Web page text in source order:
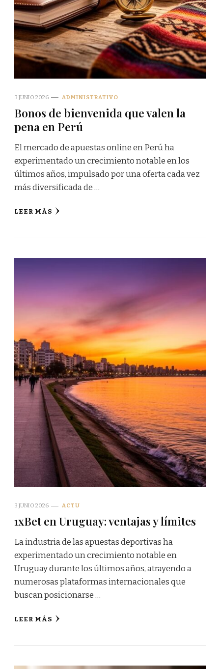
3 JUNIO 2026 ADMINISTRATIVO
Bonos de bienvenida que valen la
pena en Perú
El mercado de apuestas online en Perú ha
experimentado un crecimiento notable en los
últimos años, impulsado por una oferta cada vez
más diversificada de …
LEER MÁS
3 JUNIO 2026 ACTU
1xBet en Uruguay: ventajas y límites
La industria de las apuestas deportivas ha
experimentado un crecimiento notable en
Uruguay durante los últimos años, atrayendo a
numerosas plataformas internacionales que
buscan posicionarse …
LEER MÁS